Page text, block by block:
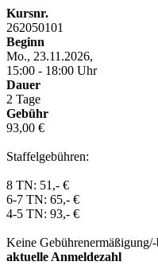
Kursnr.
262050101
Beginn
Mo., 23.11.2026,
15:00 - 18:00 Uhr
Dauer
2 Tage
Gebühr
93,00 €
Staffelgebühren:
8 TN: 51,- €
6-7 TN: 65,- €
4-5 TN: 93,- €
Keine
aktuelle Anmeldezahl